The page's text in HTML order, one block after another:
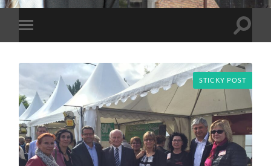
Toggle
mobile
Toggle
STICKY POST